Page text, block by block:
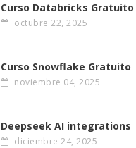
Curso Databricks Gratuito
octubre 22, 2025
Curso Snowflake Gratuito
noviembre 04, 2025
Deepseek AI integrations
diciembre 24, 2025